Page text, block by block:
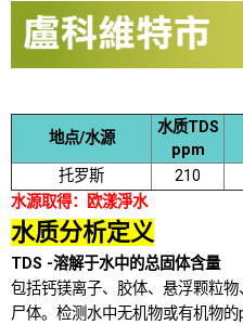
地点/水源
水质TDS
ppm
托罗斯 210
水源取得：欧漾淨水
水质分析定义
TDS -溶解于水中的总固体含量
包括钙镁离子、胶体、悬浮颗粒
尸体。检测水中无机物或有机物